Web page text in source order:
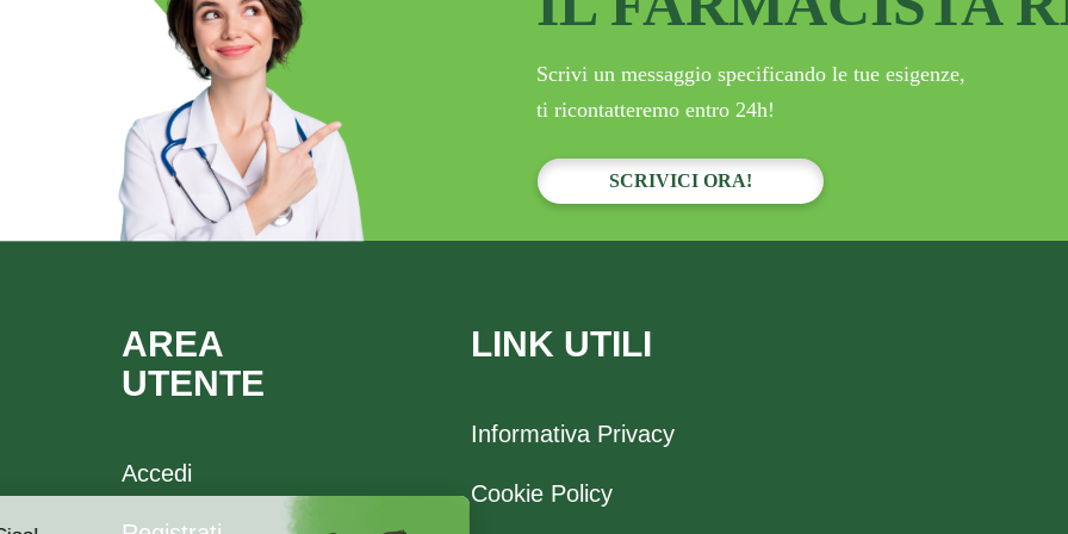
Scrivi un messaggio specificando le tue esigenze,
ti ricontatteremo entro 24h!
SCRIVICI ORA!
AREA
UTENTE
Accedi
LINK UTILI
Informativa Privacy
Cookie Policy